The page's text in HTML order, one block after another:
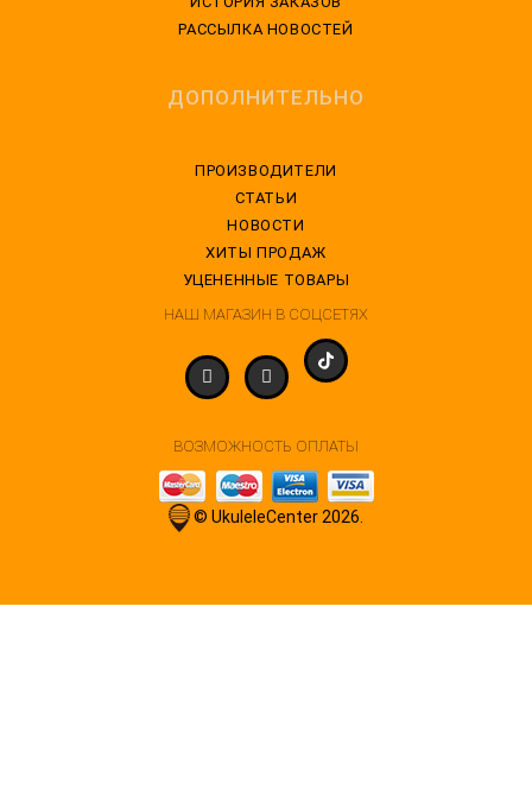
РАССЫЛКА НОВОСТЕЙ
ДОПОЛНИТЕЛЬНО
ПРОИЗВОДИТЕЛИ
СТАТЬИ
НОВОСТИ
ХИТЫ ПРОДАЖ
УЦЕНЕННЫЕ ТОВАРЫ
НАШ МАГАЗИН В СОЦСЕТЯХ
ВОЗМОЖНОСТЬ ОПЛАТЫ
© UkuleleCenter 2026.